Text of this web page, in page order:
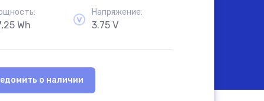
Сб-Вс: 10.00 - 18.00
Wh
Напряжение:
3.75 V
о наличии